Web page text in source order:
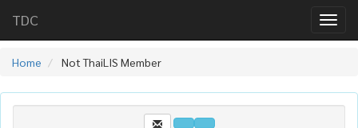
TDC
Home Not ThaiLIS Member